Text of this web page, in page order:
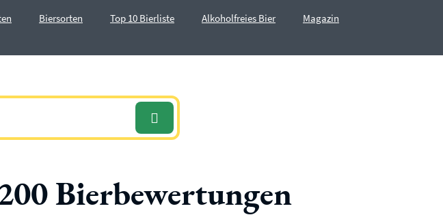
Biersorten Top 10 Bierliste Alkoholfreies Bier Magazin
Bierbewertungen